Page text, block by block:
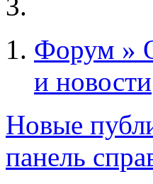
Форум »
и новости
Новые
панель